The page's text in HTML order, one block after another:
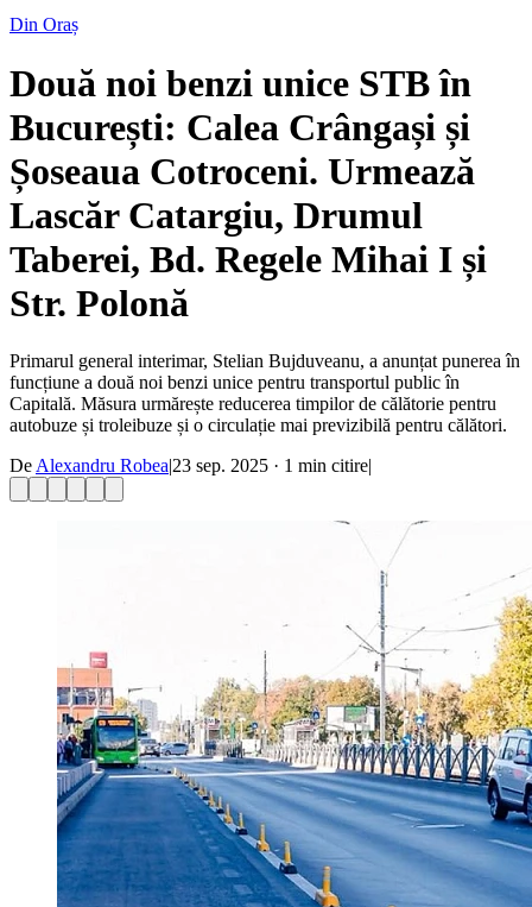
Din Oraș
Două noi benzi unice STB în
București: Calea Crângași și
Șoseaua Cotroceni. Urmează
Lascăr Catargiu, Drumul
Taberei, Bd. Regele Mihai I și
Str. Polonă
Primarul general interimar, Stelian Bujduveanu, a anunțat punerea în
funcțiune a două noi benzi unice pentru transportul public în
Capitală. Măsura urmărește reducerea timpilor de călătorie pentru
autobuze și troleibuze și o circulație mai previzibilă pentru călători.
De Alexandru Robea|23 sep. 2025 · 1 min citire|